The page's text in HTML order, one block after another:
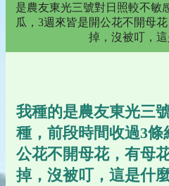
是農友東光三號對日照較不敏
瓜，3週來皆是開公花不開母
掉，沒被叮，
我種的是農友東光三
種，前段時間收過3條
公花不開母花，有母
掉，沒被叮，這是什